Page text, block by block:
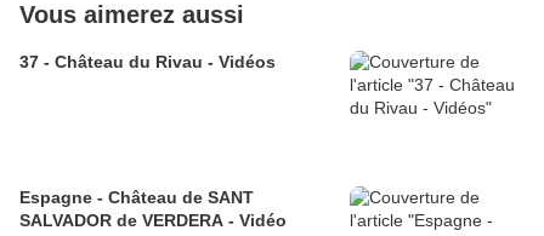
Vous aimerez aussi
37 - Château du Rivau - Vidéos
Espagne - Château de SANT
SALVADOR de VERDERA - Vidéo